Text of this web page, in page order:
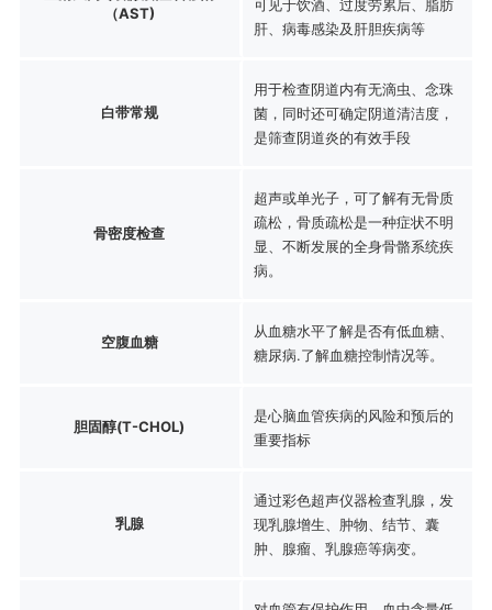
（AST)
可见于饮酒、过度劳累后、脂肪
肝、病毒感染及肝胆疾病等
白带常规
用于检查阴道内有无滴虫、念珠
菌，同时还可确定阴道清洁度，
是筛查阴道炎的有效手段
骨密度检查
超声或单光子，可了解有无骨质
疏松，骨质疏松是一种症状不明
显、不断发展的全身骨骼系统疾
病。
空腹血糖
从血糖水平了解是否有低血糖、
糖尿病.了解血糖控制情况等。
胆固醇(T-CHOL)
是心脑血管疾病的风险和预后的
重要指标
乳腺
通过彩色超声仪器检查乳腺，发
现乳腺增生、肿物、结节、囊
肿、腺瘤、乳腺癌等病变。